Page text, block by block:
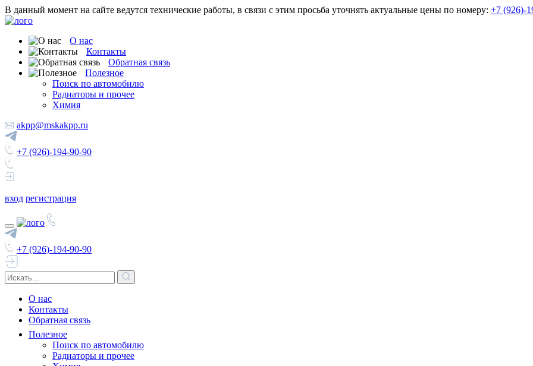
В данный момент на сайте ведутся технические работы, в связи с этим просьба уточнять актуальные цены по номеру: +7 (926)-
О нас
Контакты
Обратная связь
Полезное
Поиск по автомобилю
Радиаторы и прочее
Химия
akpp@mskakpp.ru
+7 (926)-194-90-90
вход регистрация
+7 (926)-194-90-90
О нас
Контакты
Обратная связь
Полезное
Поиск по автомобилю
Радиаторы и прочее